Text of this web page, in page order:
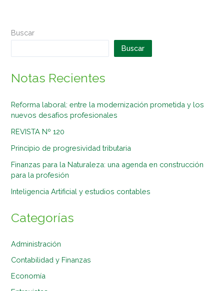
Buscar
Buscar
Notas Recientes
Reforma laboral: entre la modernización prometida y los
nuevos desafíos profesionales
REVISTA Nº 120
Principio de progresividad tributaria
Finanzas para la Naturaleza: una agenda en construcción
para la profesión
Inteligencia Artificial y estudios contables
Categorías
Administración
Contabilidad y Finanzas
Economía